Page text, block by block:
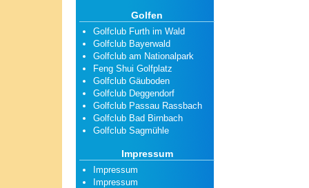
Golfen
Golfclub Furth im Wald
Golfclub Bayerwald
Golfclub am Nationalpark
Feng Shui Golfplatz
Golfclub Gäuboden
Golfclub Deggendorf
Golfclub Passau Rassbach
Golfclub Bad Birnbach
Golfclub Sagmühle
Impressum
Impressum
Impressum